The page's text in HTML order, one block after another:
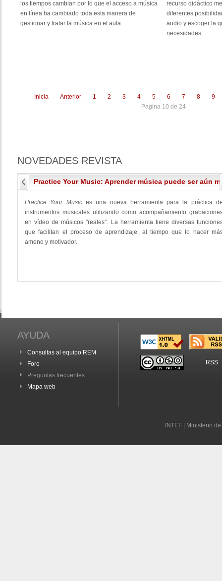
los tiempos cambian por lo que el acceso a música
en línea ha cambiado toda esta manera de
gestionar y tratar la música en el aula.
recurso didáctico
diferentes
audio y escoger la
necesidades.
Inicia Anterior 1 2 3 4 5 6 7 8
9
Pàgina 10 de 24
NOVEDADES REVISTA
Practice Your Music: Aprender música puede ser aún
Practice Your Music es una nueva herramienta para la práctica
instrumentos musicales utilizando como acompañamiento
en vídeo de músicos "reales". La herramienta tiene diversas
que facilitan el proceso de aprendizaje, al tiempo que lo hacer
ameno y motivador.
AYUDA
Consultas al equipo REM
Foro
Preguntas frecuentes
Mapa web
RSS
INTEF | Ministerio